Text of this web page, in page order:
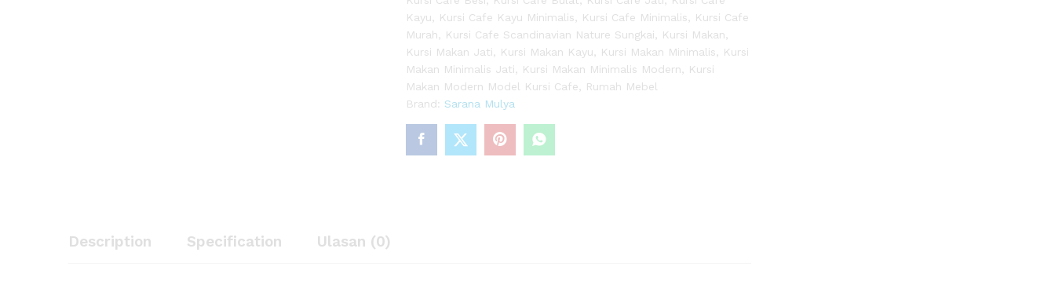
Kayu
Kursi Cafe Kayu Minimalis Kursi Cafe Minimalis
Kursi Cafe
Murah
Kursi Cafe Scandinavian Nature Sungkai Kursi Makan
Kursi Makan Jati
Kursi Makan Kayu Kursi Makan Minimalis
Kursi
Makan Minimalis Jati
Kursi Makan Minimalis Modern
Kursi
Makan Modern Model Kursi Cafe
Rumah Mebel
Brand: Sarana Mulya
Description Specification Ulasan (0)